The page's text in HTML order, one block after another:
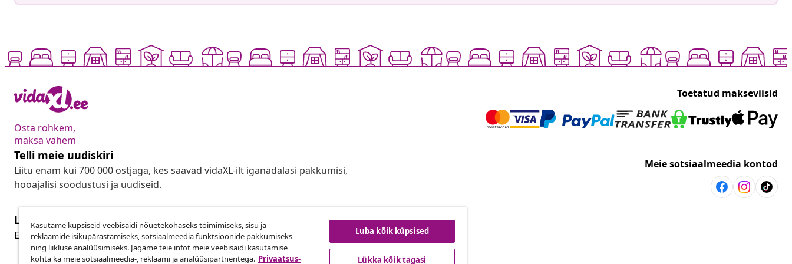
Osta rohkem,
maksa vähem
Toetatud makseviisid
Telli meie uudiskiri
Liitu enam kui 700 000 ostjaga, kes saavad vidaXL-ilt iganädalasi pakkumisi,
hooajalisi soodustusi ja uudiseid.
Meie sotsiaalmeedia kontod
Lepingust taganemine
Esita oma tellimuse kohta tagastamissoov.
Lepingust taganemine
Kasutame küpsiseid veebisaidi nõuetekohaseks toimimiseks, sisu ja
reklaamide isikupärastamiseks, sotsiaalmeedia funktsioonide pakkumiseks
ning liikluse analüüsimiseks. Jagame teie infot meie veebisaidi kasutamise
kohta ka meie sotsiaalmeedia-, reklaami ja analüüsipartneritega. Privaatsus-
Luba kõik küpsised
Lükka kõik tagasi